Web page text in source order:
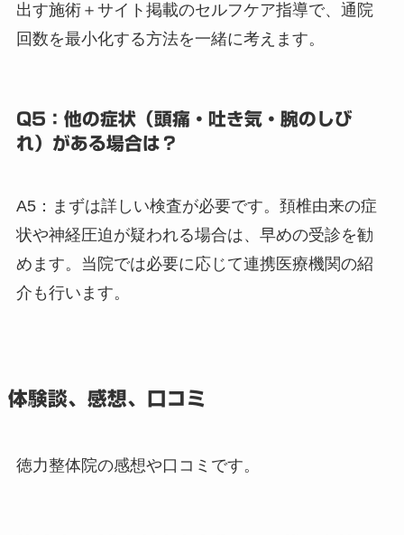
出す施術＋サイト掲載のセルフケア指導で、通院
回数を最小化する方法を一緒に考えます。
Q5：他の症状（頭痛・吐き気・腕のしび
れ）がある場合は？
A5：まずは詳しい検査が必要です。頚椎由来の症
状や神経圧迫が疑われる場合は、早めの受診を勧
めます。当院では必要に応じて連携医療機関の紹
介も行います。
体験談、感想、口コミ
徳力整体院の感想や口コミです。